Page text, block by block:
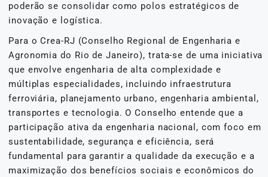
poderão se consolidar como polos estratégicos de
inovação e logística.
Para o Crea-RJ (Conselho Regional de Engenharia e
Agronomia do Rio de Janeiro), trata-se de uma iniciativa
que envolve engenharia de alta complexidade e
múltiplas especialidades, incluindo infraestrutura
ferroviária, planejamento urbano, engenharia ambiental,
transportes e tecnologia. O Conselho entende que a
participação ativa da engenharia nacional, com foco em
sustentabilidade, segurança e eficiência, será
fundamental para garantir a qualidade da execução e a
maximização dos benefícios sociais e econômicos do